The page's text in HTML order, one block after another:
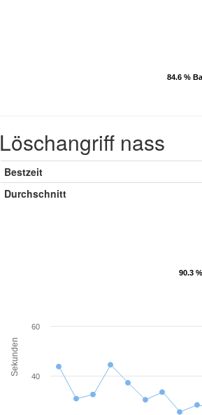
84.6 %
84.6 %
Löschangriff nass
Bestzeit
Durchschnitt
90.3
90.3
Sekunden
40
60